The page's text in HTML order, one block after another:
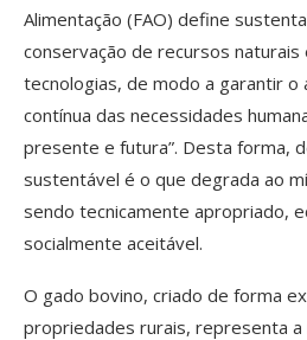
Alimentação (FAO) define
conservação de recursos
tecnologias, de modo a garantir o
contínua das necessidades
presente e futura”. Desta forma,
sustentável é o que degrada ao
sendo tecnicamente apropriado,
socialmente aceitável.
O gado bovino, criado de forma
propriedades rurais, representa a